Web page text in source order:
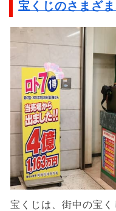
宝くじのさまざ
宝くじは、街中の宝